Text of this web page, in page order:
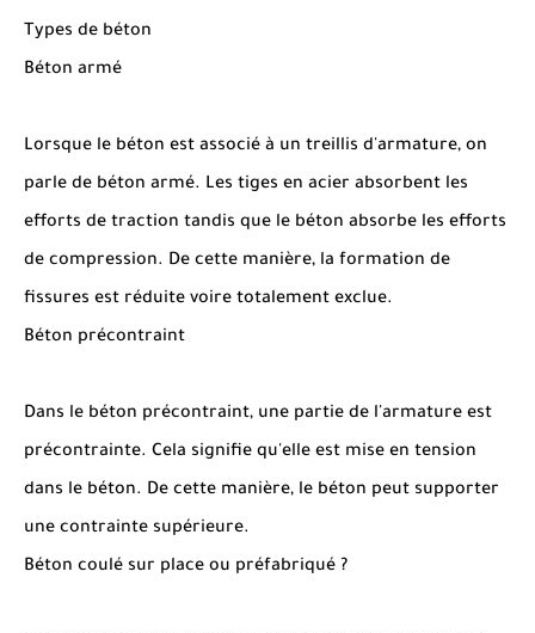
Types de béton
Béton armé
Lorsque le béton est associé à un treillis d'armature, on
parle de béton armé. Les tiges en acier absorbent les
efforts de traction tandis que le béton absorbe les efforts
de compression. De cette manière, la formation de
fissures est réduite voire totalement exclue.
Béton précontraint
Dans le béton précontraint, une partie de l'armature est
précontrainte. Cela signifie qu'elle est mise en tension
dans le béton. De cette manière, le béton peut supporter
une contrainte supérieure.
Béton coulé sur place ou préfabriqué ?